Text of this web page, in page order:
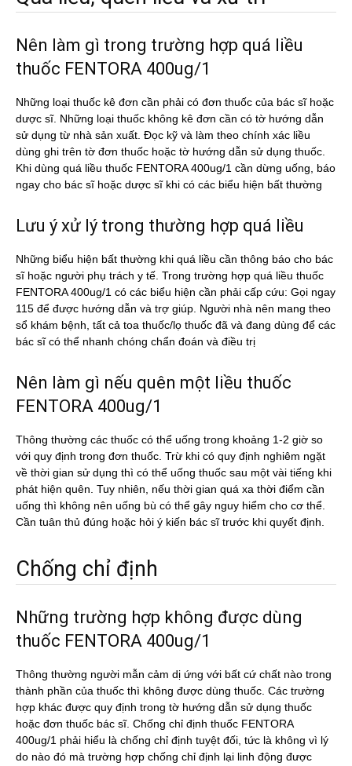
Nên làm gì trong trường hợp quá liều
thuốc FENTORA 400ug/1
Những loại thuốc kê đơn cần phải có đơn thuốc của bác sĩ hoặc
dược sĩ. Những loại thuốc không kê đơn cần có tờ hướng dẫn
sử dụng từ nhà sản xuất. Đọc kỹ và làm theo chính xác liều
dùng ghi trên tờ đơn thuốc hoặc tờ hướng dẫn sử dụng thuốc.
Khi dùng quá liều thuốc FENTORA 400ug/1 cần dừng uống, báo
ngay cho bác sĩ hoặc dược sĩ khi có các biểu hiện bất thường
Lưu ý xử lý trong thường hợp quá liều
Những biểu hiện bất thường khi quá liều cần thông báo cho bác
sĩ hoặc người phụ trách y tế. Trong trường hợp quá liều thuốc
FENTORA 400ug/1 có các biểu hiện cần phải cấp cứu: Gọi ngay
115 để được hướng dẫn và trợ giúp. Người nhà nên mang theo
sổ khám bệnh, tất cả toa thuốc/lọ thuốc đã và đang dùng để các
bác sĩ có thể nhanh chóng chẩn đoán và điều trị
Nên làm gì nếu quên một liều thuốc
FENTORA 400ug/1
Thông thường các thuốc có thể uống trong khoảng 1-2 giờ so
với quy định trong đơn thuốc. Trừ khi có quy định nghiêm ngặt
về thời gian sử dụng thì có thể uống thuốc sau một vài tiếng khi
phát hiện quên. Tuy nhiên, nếu thời gian quá xa thời điểm cần
uống thì không nên uống bù có thể gây nguy hiểm cho cơ thể.
Cần tuân thủ đúng hoặc hỏi ý kiến bác sĩ trước khi quyết định.
Chống chỉ định
Những trường hợp không được dùng
thuốc FENTORA 400ug/1
Thông thường người mẫn cảm dị ứng với bất cứ chất nào trong
thành phần của thuốc thì không được dùng thuốc. Các trường
hợp khác được quy định trong tờ hướng dẫn sử dụng thuốc
hoặc đơn thuốc bác sĩ. Chống chỉ định thuốc FENTORA
400ug/1 phải hiểu là chống chỉ định tuyệt đối, tức là không vì lý
do nào đó mà trường hợp chống chỉ định lại linh động được